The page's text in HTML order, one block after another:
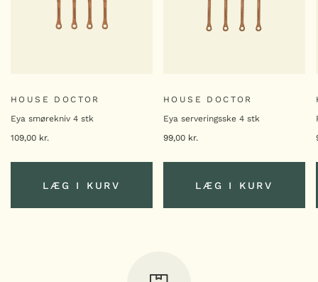
HOUSE DOCTOR
Eya smørekniv 4 stk
109,00 kr.
LÆG I KURV
HOUSE DOCTOR
Eya serveringsske 4 stk
99,00 kr.
LÆG I KURV